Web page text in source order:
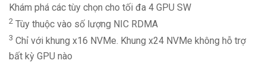
Khám phá các tùy chọn cho tối đa 4 GPU SW
2 Tùy thuộc vào số lượng NIC RDMA
3 Chỉ với khung x16 NVMe. Khung x24 NVMe không hỗ trợ
bất kỳ GPU nào